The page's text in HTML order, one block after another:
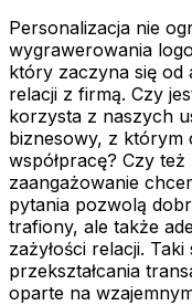
Personalizacja nie
wygrawerowania
który zaczyna się od
relacji z firmą. Czy
korzysta z naszych
biznesowy, z którym
współpracę? Czy
zaangażowanie
pytania pozwolą
trafiony, ale także
zażyłości relacji.
przekształcania
oparte na